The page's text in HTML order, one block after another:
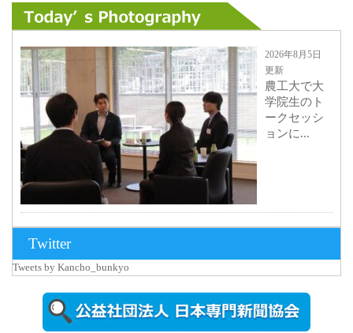
2026年8月5日
更新
農工大で大
学院生のト
ークセッシ
ョンに...
ォトスポッ
ト （8...
Twitter
Tweets by Kancho_bunkyo